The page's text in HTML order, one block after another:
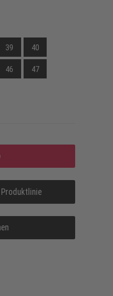
39 40
46 47
Produktlinie